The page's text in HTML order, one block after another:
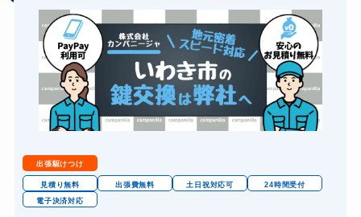
バイクカギ作成 16,500円～(税込)
スーツケースカギ開け 8,800円～(税込)
金庫カギ開け 14,300円～(税込)
金庫カギ交換 11,000円～(税込)
ロッカーカギ開け 8,800円～(税込)
ドアノブカギ作成 8,800円～(税込)
ドアノブカギ交換
出張駆けつけ
見積り無料 出張費無料 土日祝対応可
24時間受付
電子決済対応